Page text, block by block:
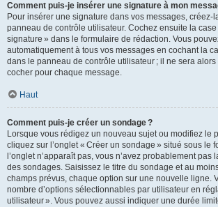
Comment puis-je insérer une signature à mon
Pour insérer une signature dans vos messages, créez-
panneau de contrôle utilisateur. Cochez ensuite la case
signature » dans le formulaire de rédaction. Vous
automatiquement à tous vos messages en cochant la
dans le panneau de contrôle utilisateur ; il ne sera
cocher pour chaque message.
Haut
Comment puis-je créer un sondage ?
Lorsque vous rédigez un nouveau sujet ou modifiez le
cliquez sur l’onglet « Créer un sondage » situé sous le
l’onglet n’apparaît pas, vous n’avez probablement pas
des sondages. Saisissez le titre du sondage et au
champs prévus, chaque option sur une nouvelle ligne.
nombre d’options sélectionnables par utilisateur en
utilisateur ». Vous pouvez aussi indiquer une durée